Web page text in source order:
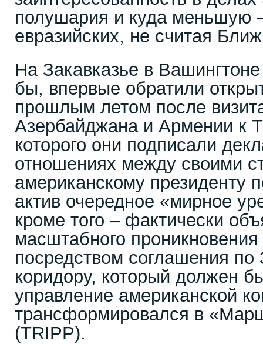
полушария и куда меньшую
евразийских, не считая
На Закавказье в
бы, впервые обратили
прошлым летом после
Азербайджана и Армении к
которого они подписали
отношениях между своими
американскому президенту
актив очередное «мирное
кроме того – фактически
масштабного
посредством соглашения по
коридору, который должен
управление американской
трансформировался в
(TRIPP).